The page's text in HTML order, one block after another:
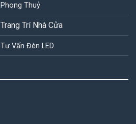
Phong Thuỷ
Trang Trí Nhà Cửa
Tư Vấn Đèn LED